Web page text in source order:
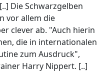
Die Schwarzgelben
vor allem die
clever ab. "Auch hierin
die in internationalen
zum Ausdruck",
Harry Nippert. [..]